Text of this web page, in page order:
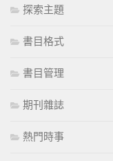
探索主題
書目格式
書目管理
期刊雜誌
熱門時事